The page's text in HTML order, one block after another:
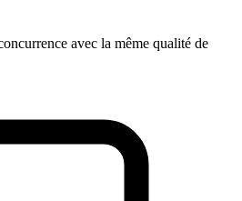
avec la même qualité de